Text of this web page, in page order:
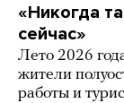
«Никогда
сейчас»
Лето 2026
жители
работы и